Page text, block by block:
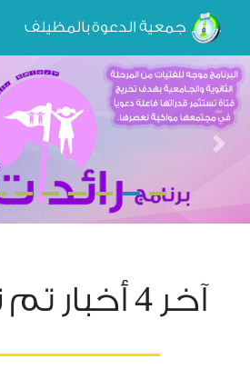
جمعية الدعوة بالمظيلف
Next
آخر4 أخبار